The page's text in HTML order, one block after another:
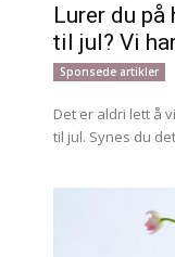
Lurer du på
til jul? Vi
Sponsede artikler
Det er aldri lett å
til jul. Synes du